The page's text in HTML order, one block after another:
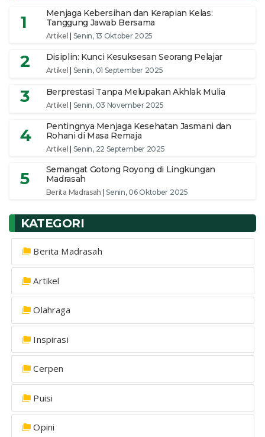
1
Menjaga Kebersihan dan Kerapian Kelas:
Tanggung Jawab Bersama
Artikel Senin, 13 Oktober 2025
2 Disiplin: Kunci Kesuksesan Seorang Pelajar
Artikel Senin, 01 September 2025
3 Berprestasi Tanpa Melupakan Akhlak Mulia
Artikel Senin, 03 November 2025
4
Pentingnya Menjaga Kesehatan Jasmani dan
Rohani di Masa Remaja
Artikel Senin, 22 September 2025
5
Semangat Gotong Royong di Lingkungan
Madrasah
Berita Madrasah |Senin, 06 Oktober 2025
KATEGORI
Berita Madrasah
Artikel
Olahraga
Inspirasi
Cerpen
Puisi
Opini